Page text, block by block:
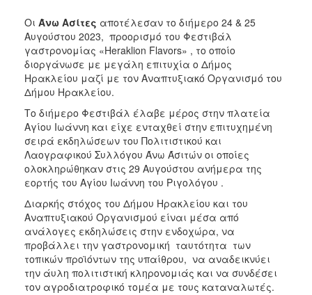
ΠΟΛΙΤΙΣΜΟΣ
ΑΝΘΕΚΤΙΚΗ
ΠΟΛΗ
Οι Άνω Ασίτες αποτέλεσαν το διήμερο 24 & 25
Αυγούστου 2023, προορισμό του Φεστιβάλ
γαστρονομίας «Heraklion Flavors» , το οποίο
διοργάνωσε με μεγάλη επιτυχία ο Δήμος
Ηρακλείου μαζί με τον Αναπτυξιακό Οργανισμό του
Δήμου Ηρακλείου.
Το διήμερο Φεστιβάλ έλαβε μέρος στην πλατεία
Αγίου Ιωάννη και είχε ενταχθεί στην επιτυχημένη
σειρά εκδηλώσεων του Πολιτιστικού και
Λαογραφικού Συλλόγου Άνω Άσιτών οι οποίες
ολοκληρώθηκαν στις 29 Αυγούστου ανήμερα της
εορτής του Αγίου Ιωάννη του Ριγολόγου .
Διαρκής στόχος του Δήμου Ηρακλείου και του
Αναπτυξιακού Οργανισμού είναι μέσα από
ανάλογες εκδηλώσεις στην ενδοχώρα, να
προβάλλει την γαστρονομική ταυτότητα των
τοπικών προϊόντων της υπαίθρου, να αναδεικνύει
την άυλη πολιτιστική κληρονομιάς και να συνδέσει
τον αγροδιατροφικό τομέα με τους καταναλωτές.